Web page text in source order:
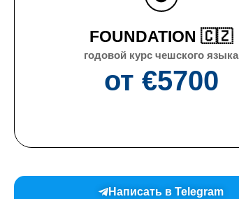
FOUNDATION 🇨🇿
годовой курс чешского языка
от €5700
Написать в Telegram